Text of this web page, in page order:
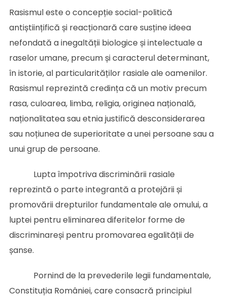
Rasismul este o concepție social-politică
antiștiințifică și reacționară care susține ideea
nefondată a inegaltății biologice și intelectuale a
raselor umane, precum și caracterul determinant,
în istorie, al particularităților rasiale ale oamenilor.
Rasismul reprezintă credința că un motiv precum
rasa, culoarea, limba, religia, originea națională,
naționalitatea sau etnia justifică desconsiderarea
sau noțiunea de superioritate a unei persoane sau a
unui grup de persoane.
Lupta împotriva discriminării rasiale
reprezintă o parte integrantă a protejării și
promovării drepturilor fundamentale ale omului, a
luptei pentru eliminarea diferitelor forme de
discriminareși pentru promovarea egalității de
șanse.
Pornind de la prevederile legii fundamentale,
Constituția României, care consacră principiul